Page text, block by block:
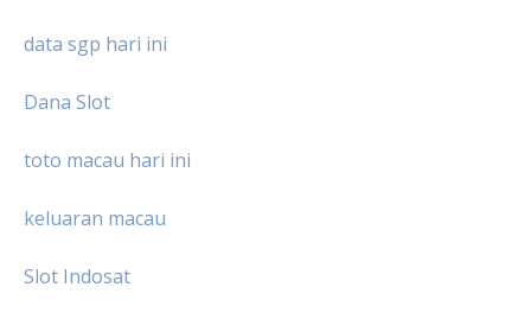
data sgp hari ini
Dana Slot
toto macau hari ini
keluaran macau
Slot Indosat